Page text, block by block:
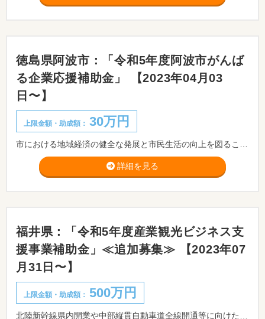
徳島県阿波市：「令和5年度阿波市がんば
る企業応援補助金」 【2023年04月03
日〜】
上限金額・助成額： 30万円
詳細を見る
福井県：「令和5年度産業観光ビジネス支
援事業補助金」≪追加募集≫ 【2023年07
月31日〜】
上限金額・助成額： 500万円